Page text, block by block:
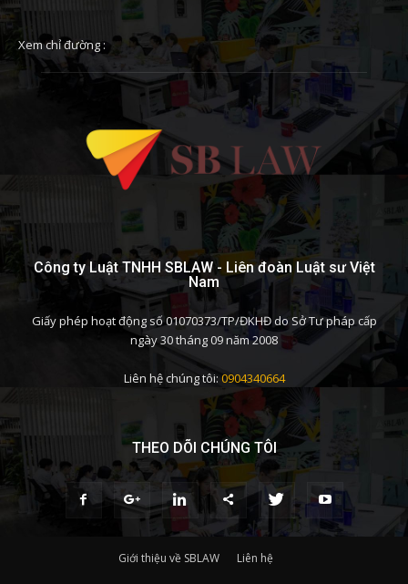
Xem chỉ đường :
Công ty Luật TNHH SBLAW - Liên đoàn Luật sư Việt
Nam
Giấy phép hoạt động số 01070373/TP/ĐKHĐ do Sở Tư pháp cấp
ngày 30 tháng 09 năm 2008
Liên hệ chúng tôi: 0904340664
THEO DÕI CHÚNG TÔI
Giới thiệu về SBLAW Liên hệ